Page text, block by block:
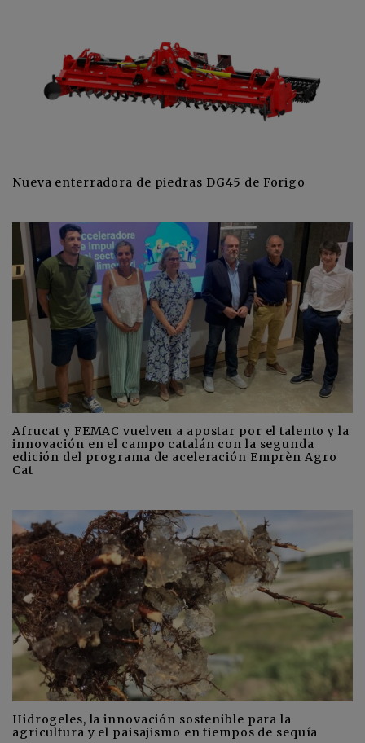
Nueva enterradora de piedras DG45 de Forigo
Afrucat y FEMAC vuelven a apostar por el talento y la
innovación en el campo catalán con la segunda
edición del programa de aceleración Emprèn Agro
Cat
Hidrogeles, la innovación sostenible para la
agricultura y el paisajismo en tiempos de sequía